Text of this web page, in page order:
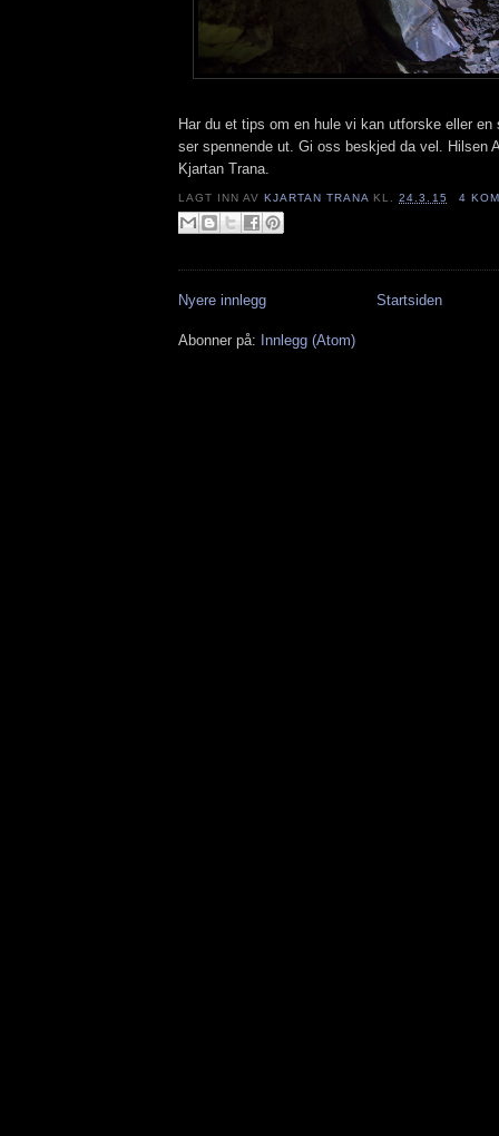
Har du et tips om en hule vi kan utforske eller
ser spennende ut. Gi oss beskjed da vel. Hilsen
Kjartan Trana.
LAGT INN AV KJARTAN TRANA KL.24.3.15 4
Nyere innlegg Startsiden
Abonner på: Innlegg (Atom)